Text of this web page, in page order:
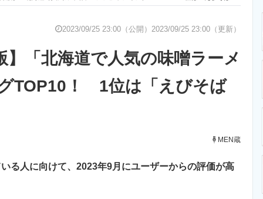
経営リーダーの
製造業のIT導入
エネルギーの
2023/09/25 23:00（公開） 2023/09/25 23:00（更新）
】「北海道で人気の味噌ラーメ
TOP10！ 1位は「えびそば
MEN蔵
人に向けて、2023年9月にユーザーからの評価が高